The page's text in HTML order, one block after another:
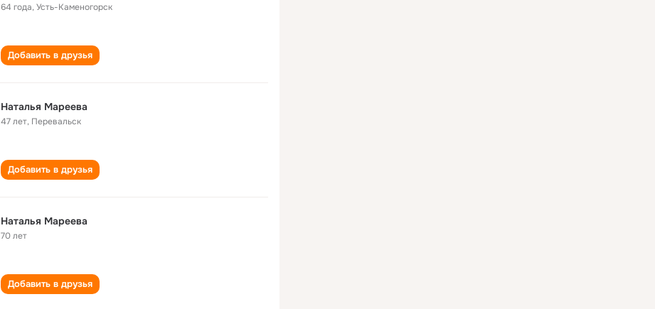
64 года,Усть-Каменогорск
Добавить в друзья
Наталья Мареева
47 лет, Перевальск
Добавить в друзья
Наталья Мареева
70 лет
Добавить в друзья